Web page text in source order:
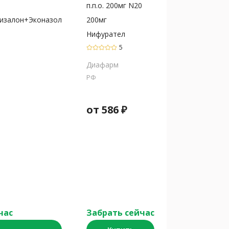
п.п.о. 200мг N20
200мг
Нифурател
5
Диафарм
РФ
от 586₽
Забрать сейчас